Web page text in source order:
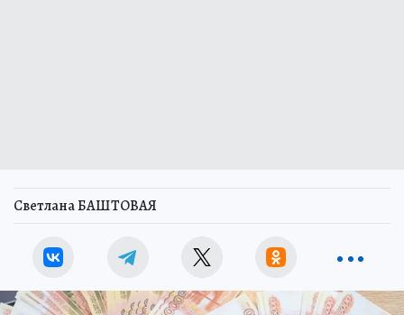
Светлана БАШТОВАЯ